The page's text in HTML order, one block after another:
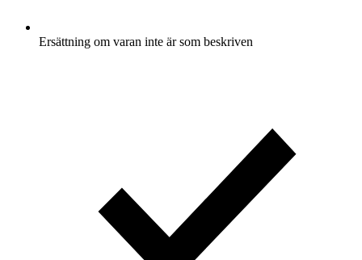
Ersättning om varan inte är som beskriven